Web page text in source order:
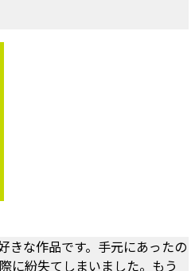
きな作品です。手元にあったの
に紛失てしまいました。もう